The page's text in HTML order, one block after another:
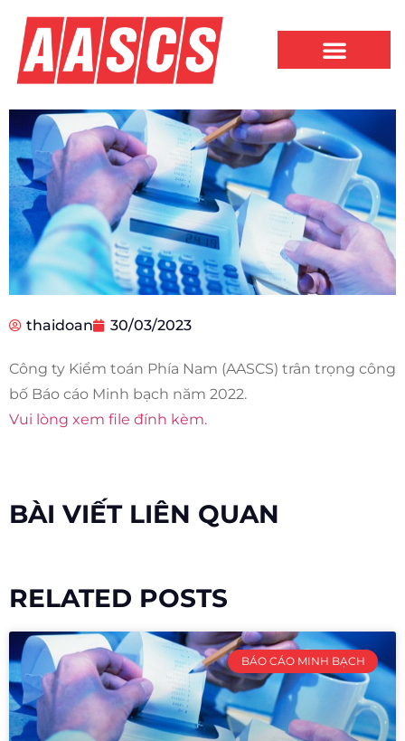
thaidoan 30/03/2023
Công ty Kiểm toán Phía Nam (AASCS) trân trọng công
bố Báo cáo Minh bạch năm 2022.
Vui lòng xem file đính kèm.
BÀI VIẾT LIÊN QUAN
RELATED POSTS
BÁO CÁO MINH BẠCH